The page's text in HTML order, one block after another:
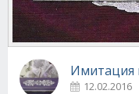
Имитация
12.02.2016